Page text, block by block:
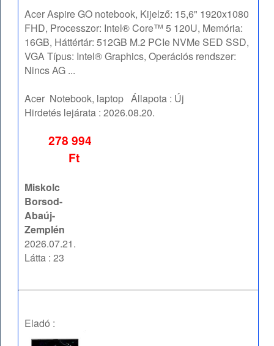
Acer Aspire GO notebook, Kijelző: 15,6" 1920x1080
FHD, Processzor: Intel® Core™ 5 120U, Memória:
16GB, Háttértár: 512GB M.2 PCIe NVMe SED SSD,
VGA Típus: Intel® Graphics, Operációs rendszer:
Nincs AG ...
Acer Notebook, laptop Állapota : Új
Hirdetés lejárata :2026.08.20.
278 994
Ft
Miskolc
Borsod-
Abaúj-
Zemplén
2026.07.21.
Látta : 23
Eladó :